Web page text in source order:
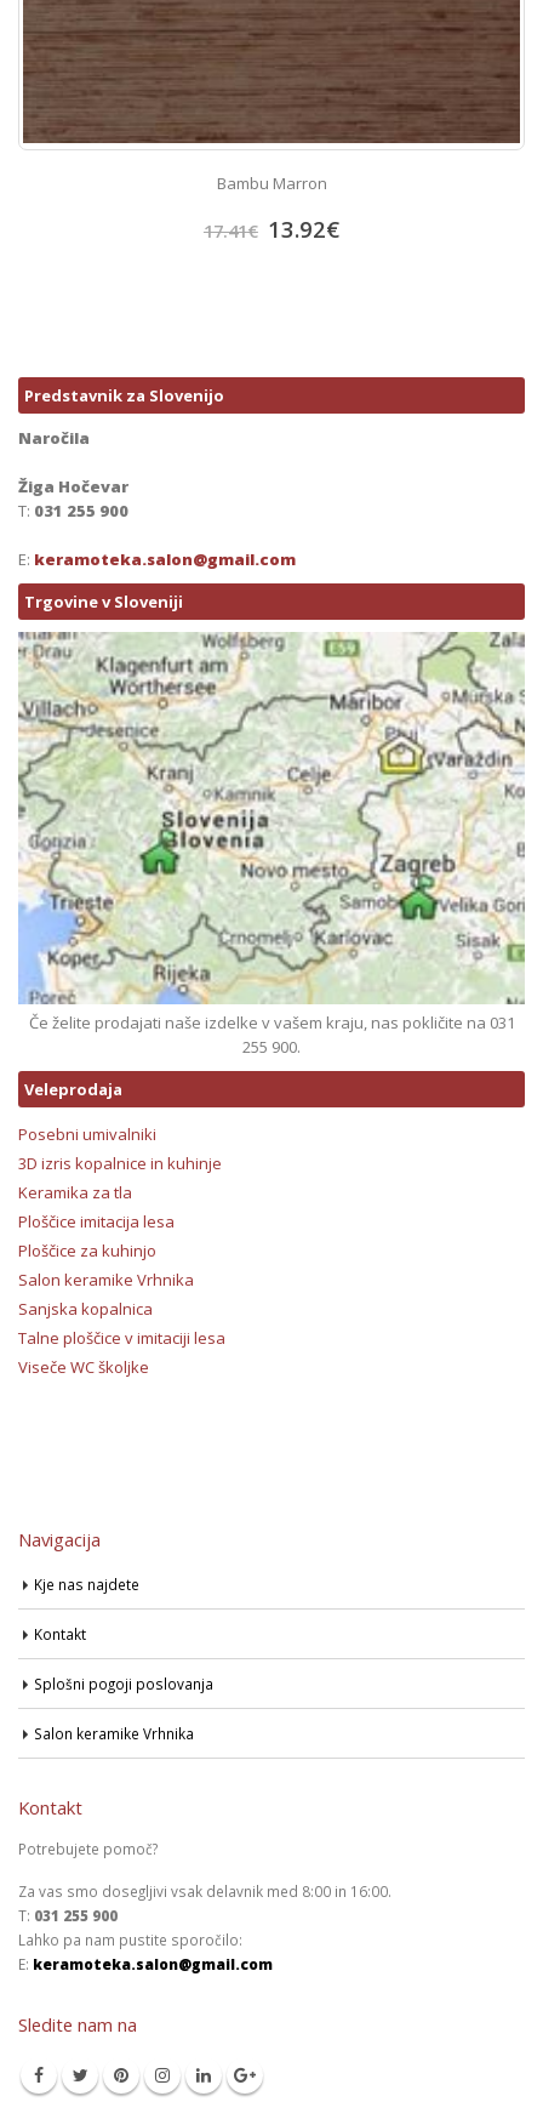
Bambu Marron
17.41€ 13.92€
Predstavnik za Slovenijo
Naročila
Žiga Hočevar
T: 031 255 900
E: keramoteka.salon@gmail.com
Trgovine v Sloveniji
Če želite prodajati naše izdelke v vašem kraju, nas pokličite na 031
255 900.
Veleprodaja
Posebni umivalniki
3D izris kopalnice in kuhinje
Keramika za tla
Ploščice imitacija lesa
Ploščice za kuhinjo
Salon keramike Vrhnika
Sanjska kopalnica
Talne ploščice v imitaciji lesa
Viseče WC školjke
Navigacija
Kje nas najdete
Kontakt
Splošni pogoji poslovanja
Salon keramike Vrhnika
Kontakt
Potrebujete pomoč?
Za vas smo dosegljivi vsak delavnik med 8:00 in 16:00.
T: 031 255 900
Lahko pa nam pustite sporočilo:
E: keramoteka.salon@gmail.com
Sledite nam na